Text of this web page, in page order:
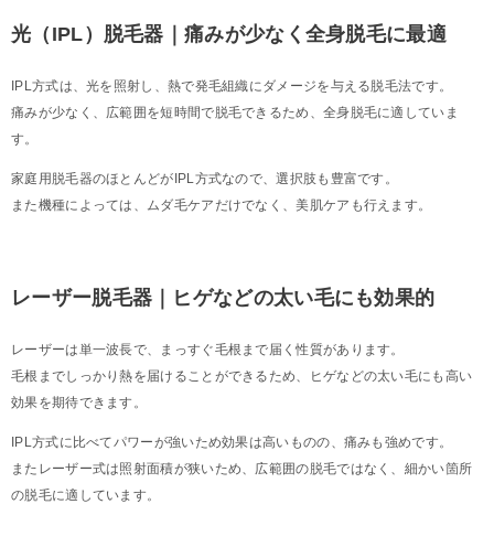
光（IPL）脱毛器｜痛みが少なく全身脱毛に最適
IPL方式は、光を照射し、熱で発毛組織にダメージを与える脱毛法です。
痛みが少なく、広範囲を短時間で脱毛できるため、全身脱毛に適していま
す。
家庭用脱毛器のほとんどがIPL方式なので、選択肢も豊富です。
また機種によっては、ムダ毛ケアだけでなく、美肌ケアも行えます。
レーザー脱毛器｜ヒゲなどの太い毛にも効果的
レーザーは単一波長で、まっすぐ毛根まで届く性質があります。
毛根までしっかり熱を届けることができるため、ヒゲなどの太い毛にも高い
効果を期待できます。
IPL方式に比べてパワーが強いため効果は高いものの、痛みも強めです。
またレーザー式は照射面積が狭いため、広範囲の脱毛ではなく、細かい箇所
の脱毛に適しています。